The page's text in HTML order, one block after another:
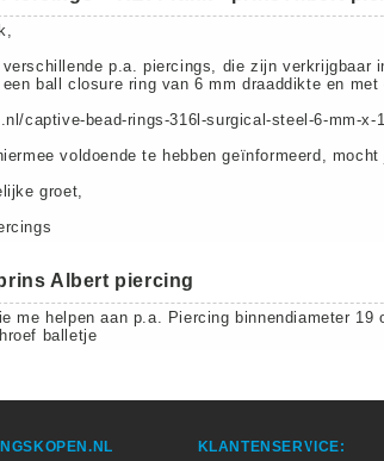
verschillende p.a. piercings, die zijn verkrijgbaar
ball closure ring van 6 mm draaddikte en
captive-bead-rings-316l-surgical-steel-6-mm-x-
voldoende te hebben geïnformeerd,
groet,
Albert piercing
me helpen aan p.a. Piercing binnendiameter
balletje
KLANTENSERVICE: